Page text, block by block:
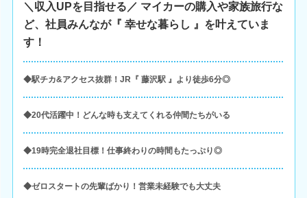
＼収入UPを目指せる／ マイカーの購入や家族旅行な
ど、社員みんなが『 幸せな暮らし 』を叶えていま
す！
◆駅チカ&アクセス抜群！JR『 藤沢駅 』より徒歩6分◎
◆20代活躍中！どんな時も支えてくれる仲間たちがいる
◆19時完全退社目標！仕事終わりの時間もたっぷり◎
◆ゼロスタートの先輩ばかり！営業未経験でも大丈夫